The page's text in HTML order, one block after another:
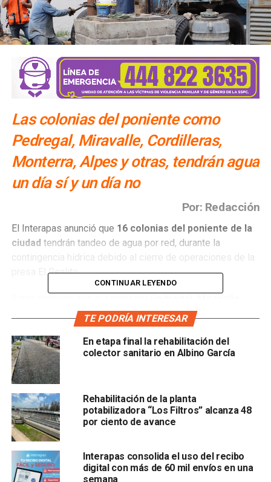
Las colonias del poniente como
Pedregal, Miravalle, Cordilleras,
Monterra, Alpes y otras, tendrán agua
un día sí y un día no
Por: Redacción
El Interapas anunció que 16 colonias del poniente de la
ciudad tendrán tandeo de agua por red, durante la
contingencia hídrica debido al cierre de operaciones de la
presa El Realito.
Cordilleras, Monterra, Alpes, Palmira, Miravista,
Terrazas, Villas del Marqués, Del Roble Residencial,
Villandares, La Herradura,Astorga, Sierra Azul y Cerrada
del Pedregal.
Estas colonias compartirán agua procedente del pozo Villa
Antigua el cual está en proceso de equipamiento para
poder solventar las necesidades de la zona y para tener
una abasto equilibrado y ordenado entrarán a un plan de
tandeo de agua quedando como a continuación se informa:
Los jueves y domingos en un horario de 9 de la mañana a
CONTINUAR LEYENDO
TE PODRÍA INTERESAR
En etapa final la rehabilitación del
colector sanitario en Albino García
Rehabilitación de la planta
potabilizadora “Los Filtros” alcanza 48
por ciento de avance
Interapas consolida el uso del recibo
digital con más de 60 mil envíos en una
semana